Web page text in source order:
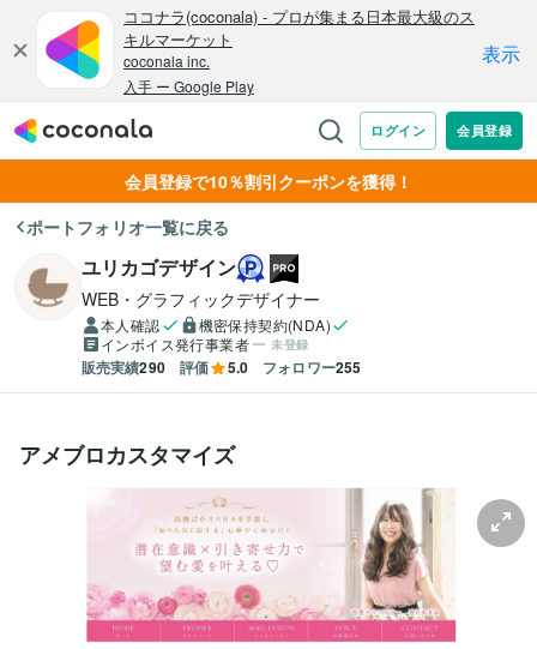
会員登録で10％割引クーポンを獲得！
ポートフォリオ一覧に戻る
ユリカゴデザイン
WEB・グラフィックデザイナー
本人確認
機密保持契約(NDA)
インボイス発行事業者
未登録
販売実績290 評価 5.0 フォロワー255
アメブロカスタマイズ